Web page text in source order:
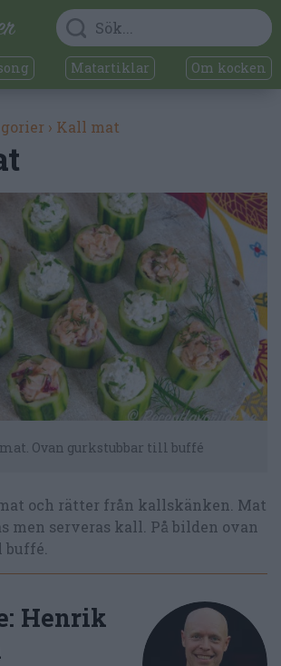
Matartiklar Om kocken
› Kall mat
Ovan gurkstubbar till buffé
och rätter från kallskänken. Mat
men serveras kall. På bilden ovan
Henrik